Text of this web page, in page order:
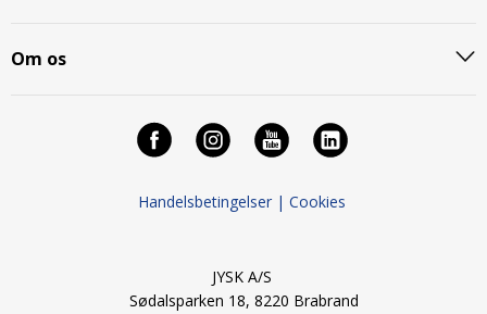
Om os
Handelsbetingelser | Cookies
JYSK A/S
Sødalsparken 18, 8220 Brabrand